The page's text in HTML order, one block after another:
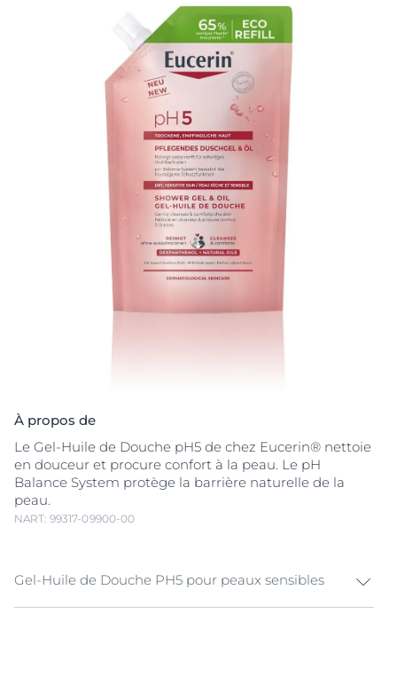
À propos de
Le Gel-Huile de Douche pH5 de chez Eucerin® nettoie
en douceur et procure confort à la peau. Le pH
Balance System protège la barrière naturelle de la
peau.
NART: 99317-09900-00
Gel-Huile de Douche PH5 pour peaux sensibles